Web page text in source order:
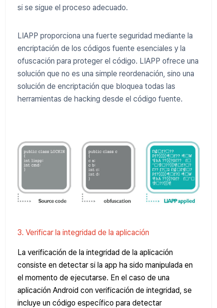
si se sigue el proceso adecuado.
LIAPP proporciona una fuerte seguridad mediante la
encriptación de los códigos fuente esenciales y la
ofuscación para proteger el código. LIAPP ofrece una
solución que no es una simple reordenación, sino una
solución de encriptación que bloquea todas las
herramientas de hacking desde el código fuente.
3. Verificar la integridad de la aplicación
La verificación de la integridad de la aplicación
consiste en detectar si la app ha sido manipulada en
el momento de ejecutarse. En el caso de una
aplicación Android con verificación de integridad, se
incluye un código específico para detectar